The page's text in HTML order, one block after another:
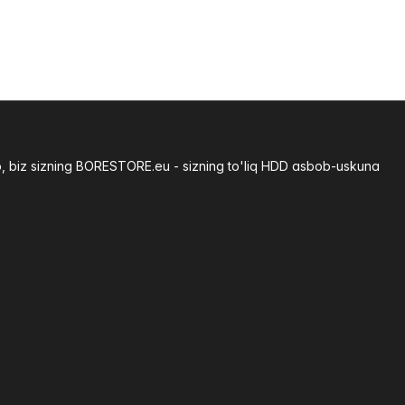
sizning BORESTORE.eu - sizning to'liq HDD asbob-uskuna